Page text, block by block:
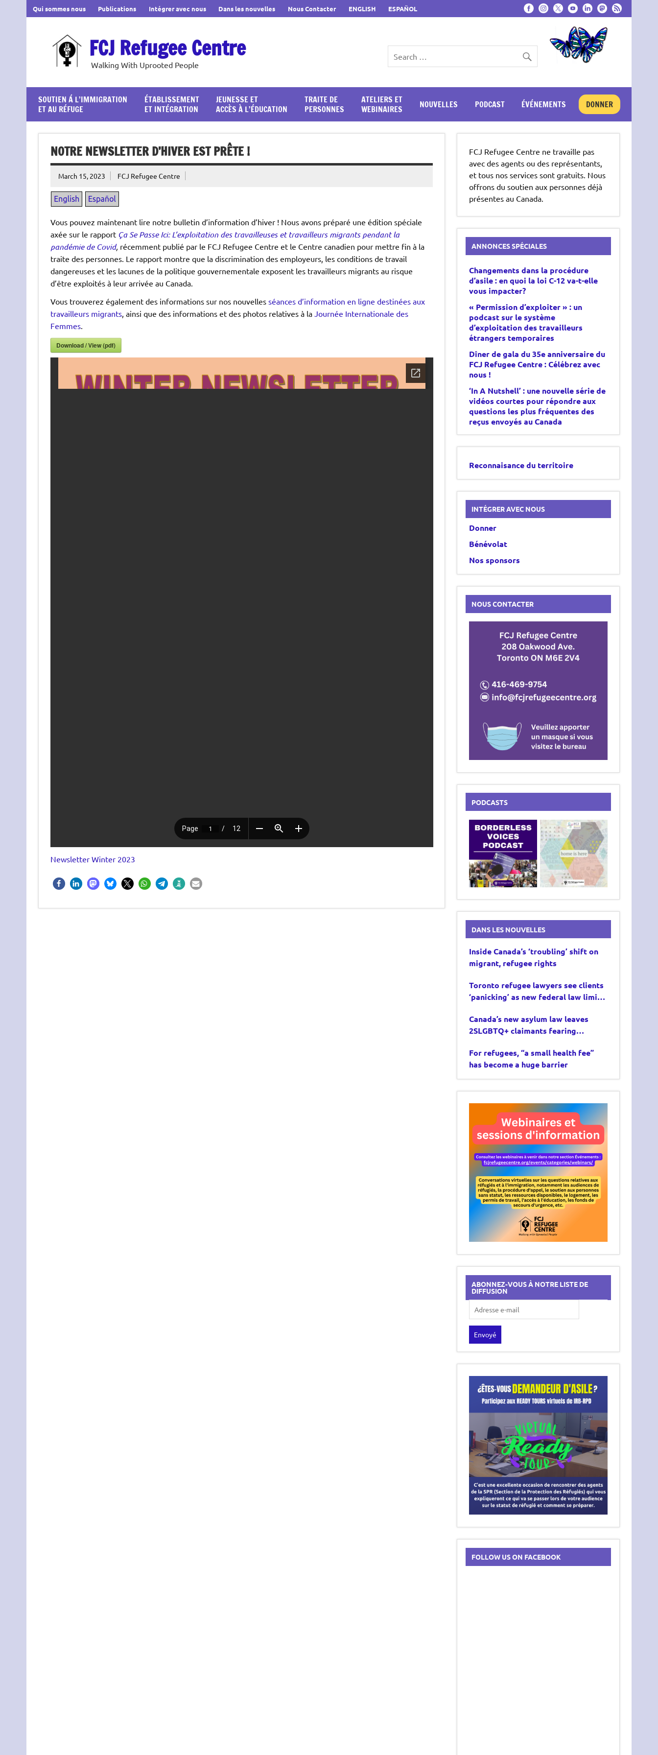
Qui sommes nous Publications Intégrer avec nous Dans les nouvelles Nous Contacter ENGLISH ESPAÑOL
FCJ Refugee Centre
Walking With Uprooted People
SOUTIEN Á L’IMMIGRATION
ET AU RÉFUGE
ÉTABLISSEMENT
ET INTÉGRATION
JEUNESSE ET
ACCÈS À L’ÉDUCATION
TRAITE DE
PERSONNES
ATELIERS ET
WEBINAIRES
NOUVELLES PODCAST ÉVÉNEMENTS DONNER
NOTRE NEWSLETTER D’HIVER EST PRÊTE !
March 15, 2023 FCJ Refugee Centre
Vous pouvez maintenant lire notre bulletin d’information d’hiver ! Nous avons préparé une édition spéciale
axée sur le rapport Ça Se Passe Ici: L’exploitation des travailleuses et travailleurs migrants pendant la
pandémie de Covid, récemment publié par le FCJ Refugee Centre et le Centre canadien pour mettre fin à la
traite des personnes. Le rapport montre que la discrimination des employeurs, les conditions de travail
dangereuses et les lacunes de la politique gouvernementale exposent les travailleurs migrants au risque
d’être exploités à leur arrivée au Canada.
Vous trouverez également des informations sur nos nouvelles séances d’information en ligne destinées aux
travailleurs migrants, ainsi que des informations et des photos relatives à la Journée Internationale des
Femmes.
Download / View (pdf)
Newsletter Winter 2023
FCJ Refugee Centre ne travaille pas
avec des agents ou des représentants,
et tous nos services sont gratuits. Nous
offrons du soutien aux personnes déjà
présentes au Canada.
ANNONCES SPÉCIALES
Changements dans la procédure
d’asile :en quoi la loi C-12va-t-elle
vous impacter?
« Permission d’exploiter » : un
podcast sur le système
d’exploitation des travailleurs
étrangers temporaires
Dîner de gala du 35e anniversaire du
FCJ Refugee Centre : Célébrez avec
nous !
‘In A Nutshell’ : une nouvelle série de
vidéos courtes pour répondre aux
questions les plus fréquentes des
reçus envoyés au Canada
Reconnaisance du territoire
INTÉGRER AVEC NOUS
Donner
Bénévolat
Nos sponsors
NOUS CONTACTER
PODCASTS
DANS LES NOUVELLES
Inside Canada’s ‘troubling’ shift on
migrant, refugee rights
Toronto refugee lawyers see clients
‘panicking’ as new federal law limits
Canada’s new asylum law leaves
2SLGBTQ+ claimants fearing
For refugees, “a small health fee”
has become a huge barrier
ABONNEZ-VOUS À NOTRE LISTE DE
DIFFUSION
FOLLOW US ON FACEBOOK